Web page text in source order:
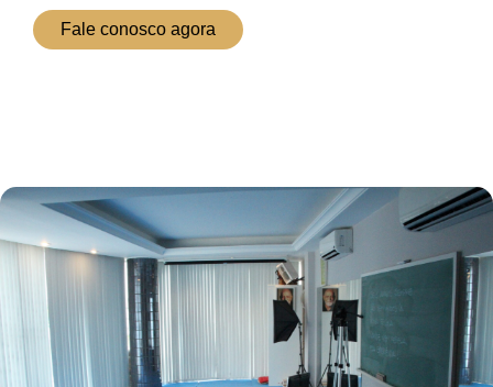
Fale conosco agora